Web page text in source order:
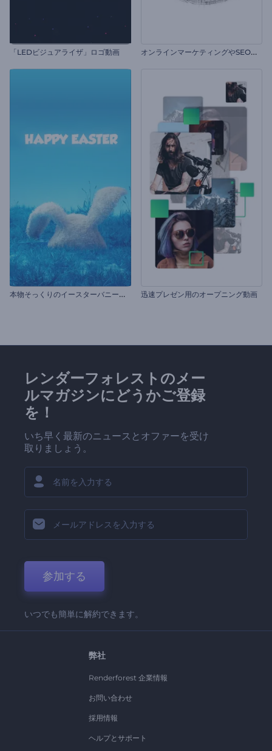
「LEDビジュアライザ」ロゴ動画 オ
ンラインマーケティングやSEOプロモーション
本
物そっくりのイースターバニーのオープニング動画 迅速プレゼン用のオープニング動画
レンダーフォレストのメー
ルマガジンにどうかご登録
を！
いち早く最新のニュースとオファーを受け
取りましょう。
参加する
いつでも簡単に解約できます。
弊社
Renderforest 企業情報
お問い合わせ
採用情報
ヘルプとサポート